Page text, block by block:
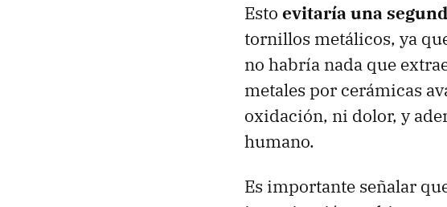
Esto evitaría una
tornillos metálicos, ya
no habría nada que
metales por cerámicas
oxidación, ni dolor, y
humano.
Es importante señalar